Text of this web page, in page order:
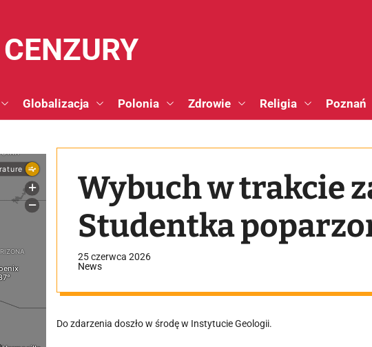
Globalizacja Polonia Zdrowie Religia Poznań
Wybuch w trakcie
Studentka
25 czerwca 2026
News
Do zdarzenia doszło w środę w Instytucie Geologii.